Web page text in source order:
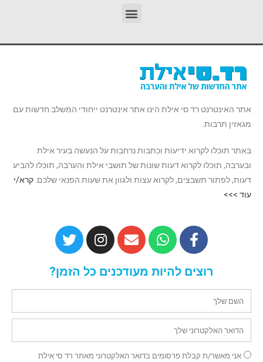
אתר האינטרנט רד סי אילת הינו אתר אינטרנט ייחודי המשלב חדשות עם
מגאזין תרבות.
באתר תוכלו לקרוא ידיעות וכתבות נרחבות על הנעשה בעיר אילת
ובערבה, תוכלו לקרוא דעות שונות של תושבי אילת והערבה, תוכלו להביע
דעות, לפתור תשבצים, לקרוא עצות ולגוון את שעות הפנאי שלכם. קרא/י
עוד >>>
רוצים להיות מעודכנים כל הזמן?
אני מאשר/ת קבלת פרסומים בדואר האלקטרוני מאתר רד סי אילת